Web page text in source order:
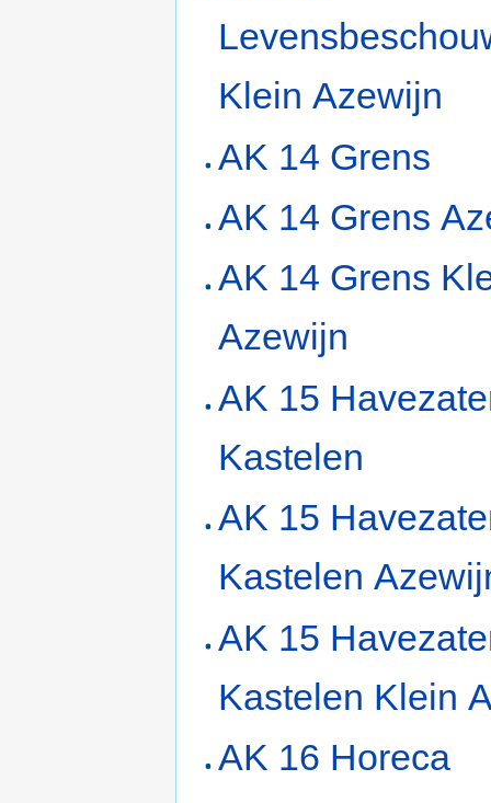
Klein Azewijn
AK 14 Grens
AK 14 Grens
AK 14 Grens
Azewijn
AK 15
Kastelen
AK 15
Kastelen
AK 15
Kastelen Klein
AK 16 Horeca